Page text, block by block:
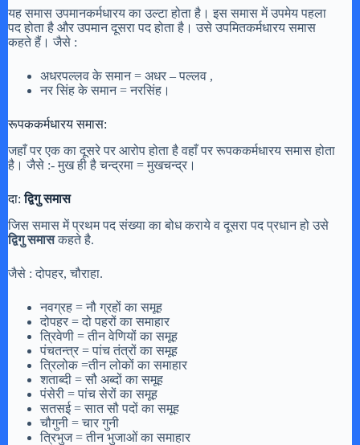
यह समास उपमानकर्मधारय का उल्टा होता है। इस समास में उपमेय पहला
पद होता है और उपमान दूसरा पद होता है। उसे उपमितकर्मधारय समास
कहते हैं। जैसे :
अधरपल्लव के समान = अधर – पल्लव ,
नर सिंह के समान = नरसिंह।
रूपककर्मधारय समास:
जहाँ पर एक का दूसरे पर आरोप होता है वहाँ पर रूपककर्मधारय समास होता
है। जैसे :- मुख ही है चन्द्रमा = मुखचन्द्र।
दा:द्विगु समास
जिस समास में प्रथम पद संख्या का बोध कराये व दूसरा पद प्रधान हो उसे
द्विगु समासकहते है.
जैसे : दोपहर, चौराहा.
नवग्रह = नौ ग्रहों का समूह
दोपहर = दो पहरों का समाहार
त्रिवेणी = तीन वेणियों का समूह
पंचतन्त्र = पांच तंत्रों का समूह
त्रिलोक =तीन लोकों का समाहार
शताब्दी = सौ अब्दों का समूह
पंसेरी = पांच सेरों का समूह
सतसई = सात सौ पदों का समूह
चौगुनी = चार गुनी
त्रिभुज = तीन भुजाओं का समाहार